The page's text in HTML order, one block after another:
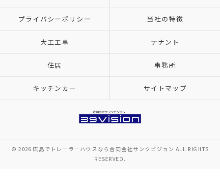
プライバシーポリシー 当社の特徴
大工工事 テナント
住居 事務所
キッチンカー サイトマップ
© 2026 広島でトレーラーハウスなら合同会社サンクビジョン ALL RIGHTS
RESERVED.